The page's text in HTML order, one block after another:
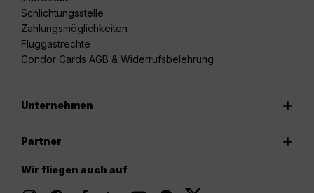
Schlichtungsstelle
Zahlungsmöglichkeiten
Fluggastrechte
Condor Cards AGB & Widerrufsbelehrung
Unternehmen
Partner
Wir fliegen auch auf